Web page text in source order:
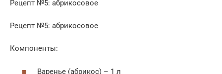
Рецепт №5: абрикосовое
Рецепт №5: абрикосовое
Компоненты:
Варенье (абрикос) – 1 л